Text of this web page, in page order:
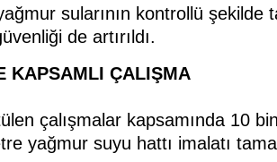
sularının kontrollü şekilde
de artırıldı.
KAPSAMLI ÇALIŞMA
çalışmalar kapsamında 10
yağmur suyu hattı imalatı